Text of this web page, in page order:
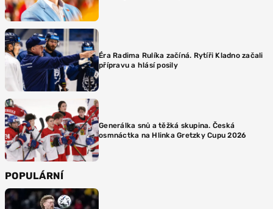
Éra Radima Rulíka začíná. Rytíři Kladno začali
přípravu a hlásí posily
Generálka snů a těžká skupina. Česká
osmnáctka na Hlinka Gretzky Cupu 2026
POPULÁRNÍ